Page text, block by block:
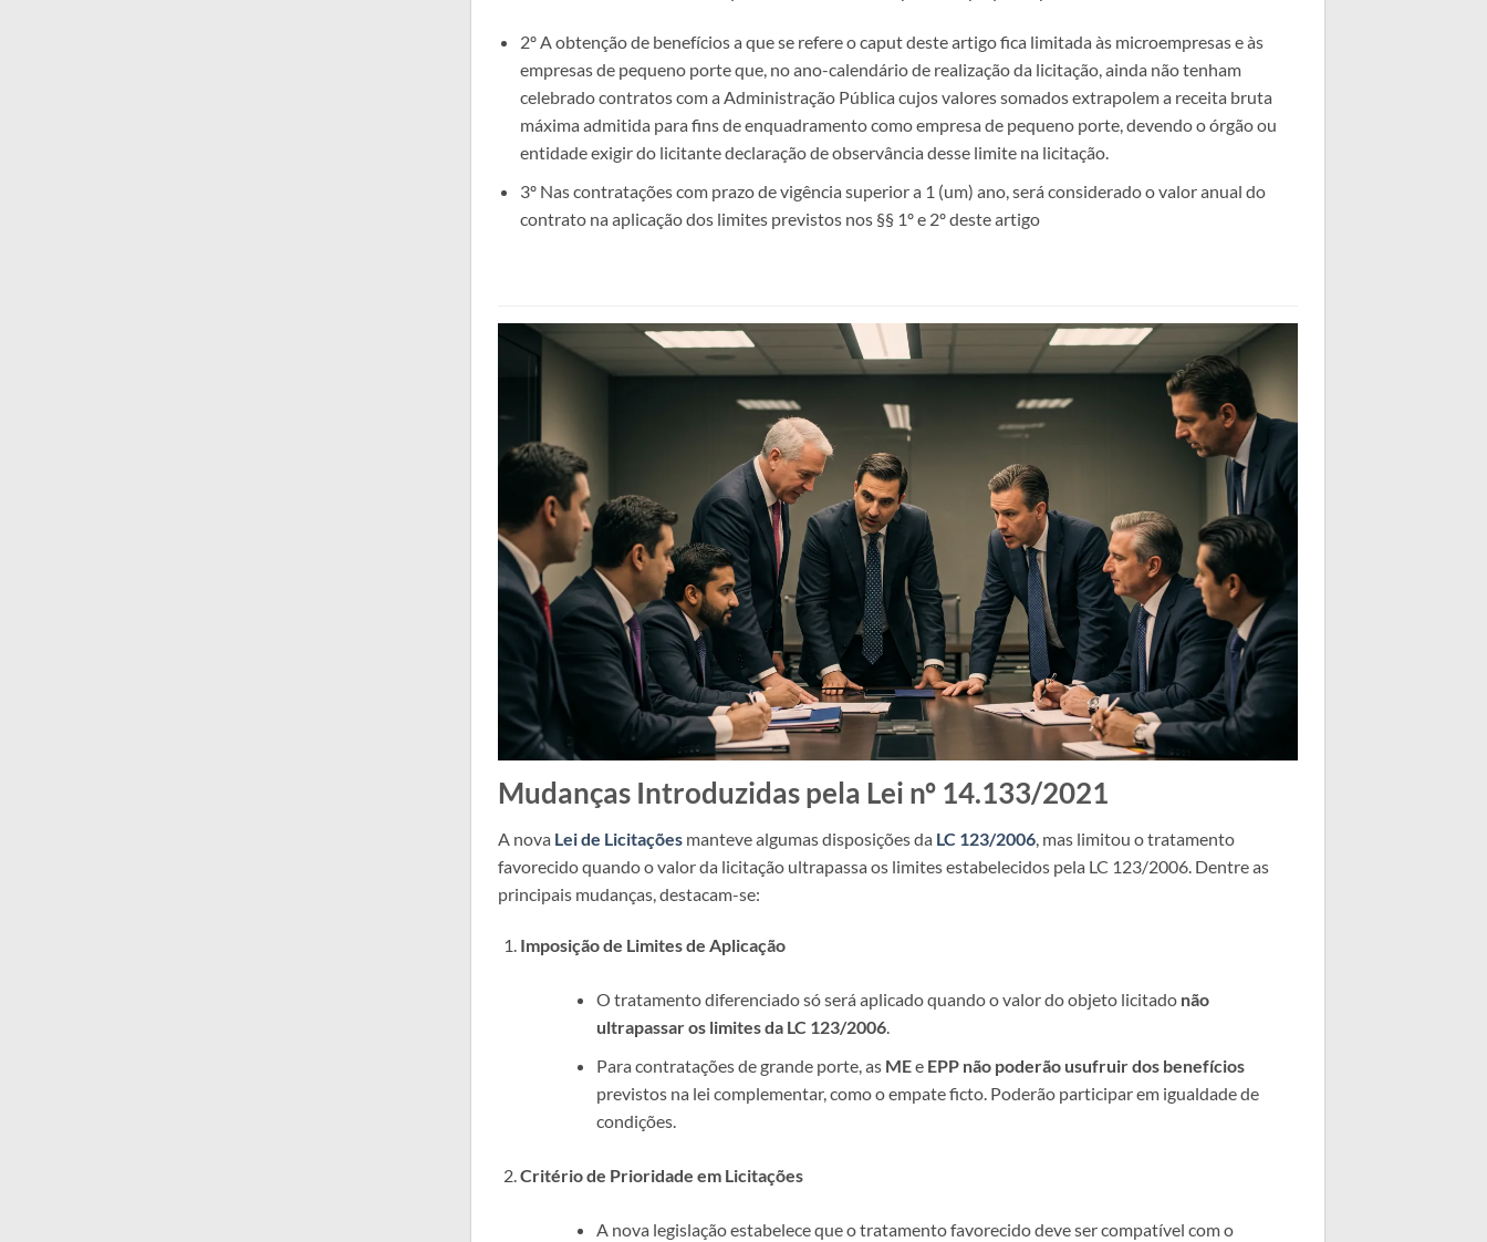
2º A obtenção de benefícios a que se refere o caput deste artigo fica limitada às microempresas e às
empresas de pequeno porte que, no ano-calendário de realização da licitação, ainda não tenham
celebrado contratos com a Administração Pública cujos valores somados extrapolem a receita bruta
máxima admitida para fins de enquadramento como empresa de pequeno porte, devendo o órgão ou
entidade exigir do licitante declaração de observância desse limite na licitação.
3º Nas contratações com prazo de vigência superior a 1 (um) ano, será considerado o valor anual do
contrato na aplicação dos limites previstos nos §§ 1º e 2º deste artigo
Mudanças Introduzidas pela Lei nº 14.133/2021
A nova Lei de Licitaçõesmanteve algumas disposições da LC 123/2006, mas limitou o tratamento
favorecido quando o valor da licitação ultrapassa os limites estabelecidos pela LC 123/2006. Dentre as
principais mudanças, destacam-se:
Imposição de Limites de Aplicação
O tratamento diferenciado só será aplicado quando o valor do objeto licitado não
ultrapassar os limites da LC 123/2006.
Para contratações de grande porte, as MEe EPP não poderão usufruir dos benefícios
previstos na lei complementar, como o empate ficto. Poderão participar em igualdade de
condições.
Critério de Prioridade em Licitações
A nova legislação estabelece que o tratamento favorecido deve ser compatível com o